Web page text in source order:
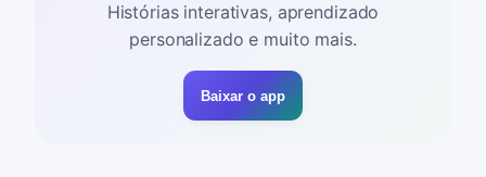
Histórias interativas, aprendizado
personalizado e muito mais.
Baixar o app